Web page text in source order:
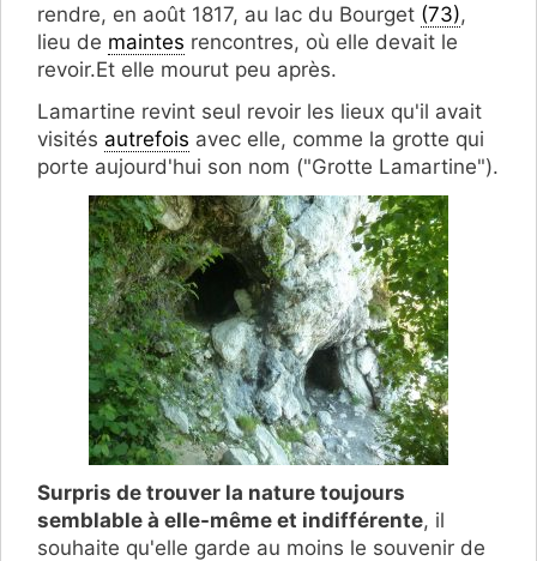
rendre, en août 1817, au lac du Bourget (73),
lieu de maintes rencontres, où elle devait le
revoir.Et elle mourut peu après.
Lamartine revint seul revoir les lieux qu'il avait
visités autrefois avec elle, comme la grotte qui
porte aujourd'hui son nom ("Grotte Lamartine").
Surpris de trouver la nature toujours
semblable à elle-même et indifférente, il
souhaite qu'elle garde au moins le souvenir de